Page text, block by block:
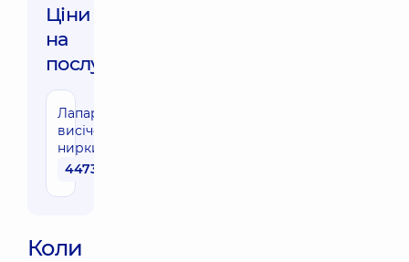
Ціни
на
послуги:
Лапароскопічне
висічення кісти
нирки
44730 грн
Коли